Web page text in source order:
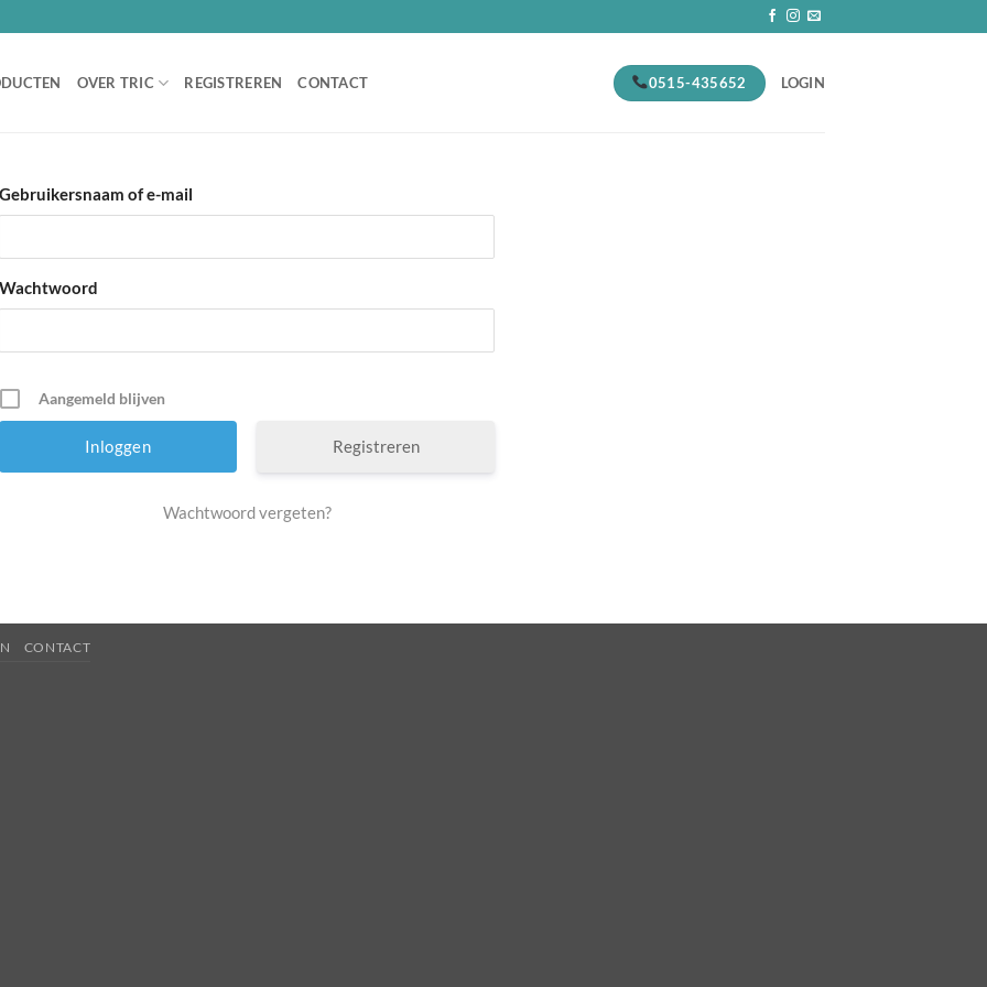
OVER TRIC REGISTREREN CONTACT 0515-435652 LOGIN
Gebruikersnaam of e-mail
Wachtwoord
Aangemeld blijven
Registreren
Wachtwoord vergeten?
CONTACT